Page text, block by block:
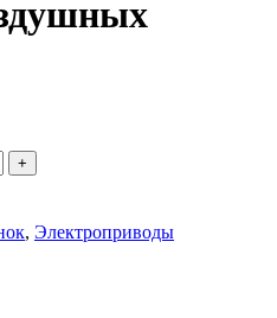
, Электроприводы